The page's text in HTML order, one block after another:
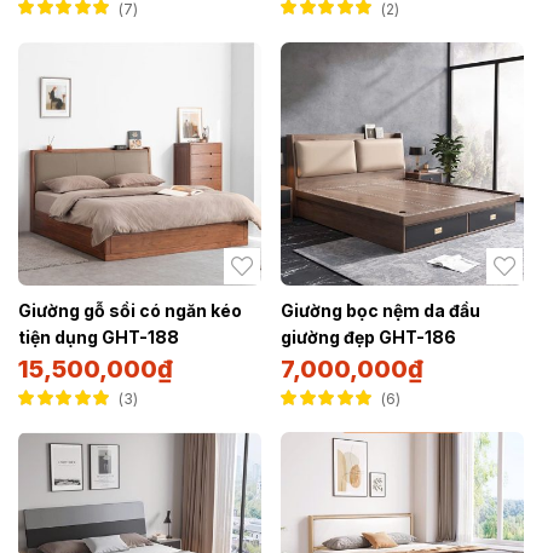
7
5.005 sao
2
Giường gỗ sồi có ngăn kéo
tiện dụng GHT-188
15,500,000₫
5.005 sao
3
Giường bọc nệm da đầu
giường đẹp GHT-186
7,000,000₫
5.005 sao
6